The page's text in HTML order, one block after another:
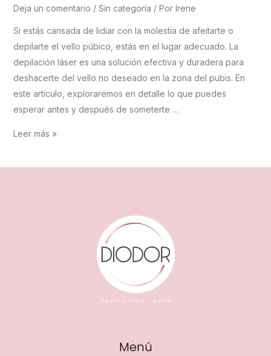
Deja un comentario / Sin categoría / Por Irene
Si estás cansada de lidiar con la molestia de afeitarte o
depilarte el vello púbico, estás en el lugar adecuado. La
depilación láser es una solución efectiva y duradera para
deshacerte del vello no deseado en la zona del pubis. En
este artículo, exploraremos en detalle lo que puedes
esperar antes y después de someterte …
Láser
Leer más »
Menú